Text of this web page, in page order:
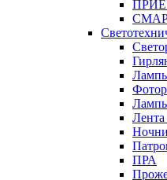
Лента
ПРА